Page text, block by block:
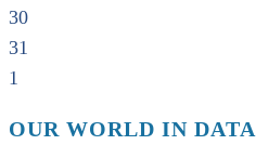
30
31
1
OUR WORLD IN DATA